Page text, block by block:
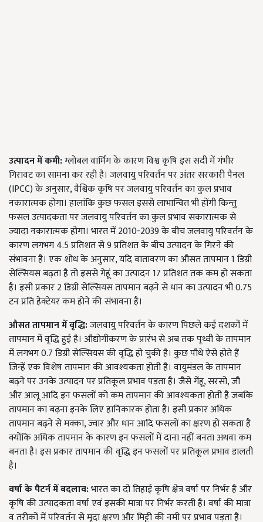
उत्पादनमेंकमी:ग्लोबल वार्मिंग के कारण विश्व कृषि इस सदी में गंभीर
गिरावट का सामना कर रही है। जलवायु परिवर्तन पर अंतर सरकारी पैनल
(IPCC) के अनुसार, वैश्विक कृषि पर जलवायु परिवर्तन का कुल प्रभाव
नकारात्मक होगा। हालांकि कुछ फसल इससे लाभान्वित भी होंगी किन्तु
फसल उत्पादकता पर जलवायु परिवर्तन का कुल प्रभाव सकारात्मक से
ज्यादा नकारात्मक होगा। भारत में 2010-2039 के बीच जलवायु परिवर्तन के
कारण लगभग 4.5 प्रतिशत से 9 प्रतिशत के बीच उत्पादन के गिरने की
संभावना है। एक शोध के अनुसार, यदि वातावरण का औसत तापमान 1 डिग्री
सेल्सियस बढ़ता है तो इससे गेहूं का उत्पादन 17 प्रतिशत तक कम हो सकता
है। इसी प्रकार 2 डिग्री सेल्सियस तापमान बढ़ने से धान का उत्पादन भी 0.75
टन प्रति हेक्टेयर कम होने की संभावना है।
औसततापमानमेंवृद्धि:जलवायु परिवर्तन के कारण पिछले कई दशकों में
तापमान में वृद्धि हुई है। औद्योगीकरण के प्रारंभ से अब तक पृथ्वी के तापमान
में लगभग 0.7 डिग्री सेल्सियस की वृद्धि हो चुकी है। कुछ पौधे ऐसे होते हैं
जिन्हें एक विशेष तापमान की आवश्यकता होती है। वायुमंडल के तापमान
बढ़ने पर उनके उत्पादन पर प्रतिकूल प्रभाव पड़ता है। जैसे गेंहू, सरसो, जौ
और आलू आदि इन फसलों को कम तापमान की आवश्यकता होती है जबकि
तापमान का बढ़ना इनके लिए हानिकारक होता है। इसी प्रकार अधिक
तापमान बढ़ने से मक्का, ज्वार और धान आदि फसलों का क्षरण हो सकता है
क्योंकि अधिक तापमान के कारण इन फसलों में दाना नहीं बनता अथवा कम
बनता है। इस प्रकार तापमान की वृद्धि इन फसलों पर प्रतिकूल प्रभाव डालती
है।
वर्षाकेपैटर्नमेंबदलाव:भारत का दो तिहाई कृषि क्षेत्र वर्षा पर निर्भर है और
कृषि की उत्पादकता वर्षा एवं इसकी मात्रा पर निर्भर करती है। वर्षा की मात्रा
व तरीकों में परिवर्तन से मृदा क्षरण और मिट्टी की नमी पर प्रभाव पड़ता है।